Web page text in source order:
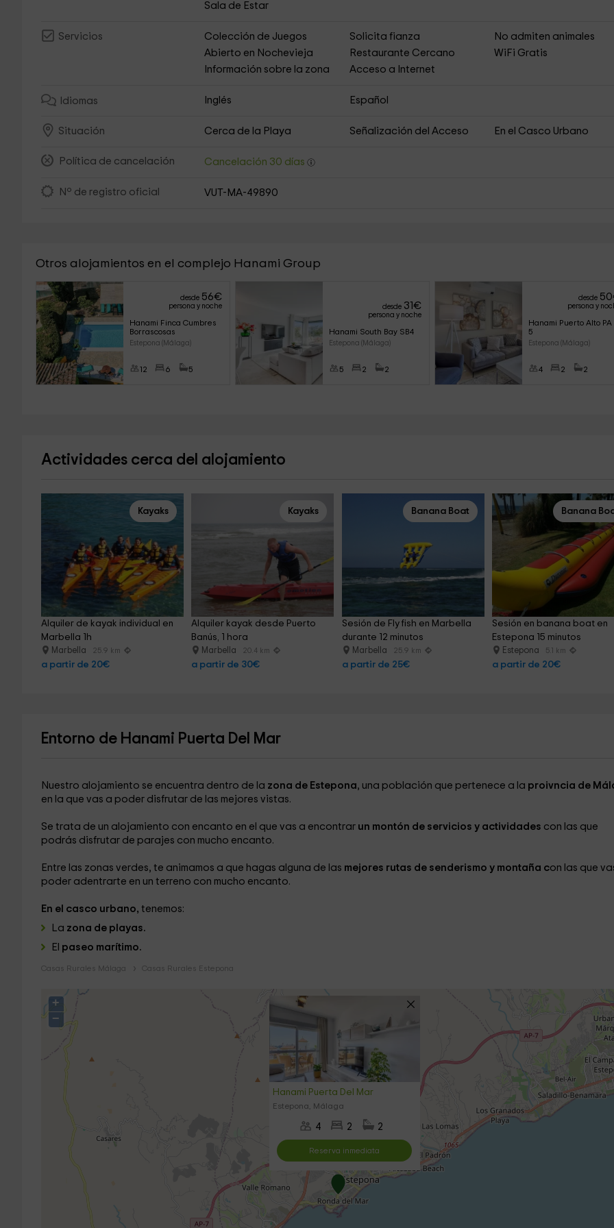
Sala de Estar
Servicios Colección de Juegos Solicita fianza
No admiten animales
Abierto en Nochevieja
Restaurante Cercano
WiFi Gratis
Información sobre la zona
Acceso a Internet
Idiomas Inglés Español
Situación Cerca de la Playa Señalización del Acceso En el Casco Urbano
Política de cancelación Cancelación 30 días
Nº de registro oficial VUT-MA-49890
Otros alojamientos en el complejo Hanami Group
desde 56€
persona y noche
Hanami Finca Cumbres
Borrascosas
Estepona (Málaga)
12 6 5
desde 31€
persona y noche
Hanami South Bay SB4
Estepona (Málaga)
5 2 2
desde 50
persona y
Hanami Puerto Alto PA
5
Estepona (Málaga)
4 2 2
Actividades cerca del alojamiento
Kayaks
Alquiler de kayak individual en
Marbella 1h
Marbella 25.9 km
a partir de 20€
Kayaks
Alquiler kayak desde Puerto
Banús, 1 hora
Marbella 20.4 km
a partir de 30€
Banana Boat
Sesión de Fly fish en Marbella
durante 12 minutos
Marbella 25.9 km
a partir de 25€
Banana
Sesión en banana boat en
Estepona 15 minutos
Estepona 5.1 km
a partir de 20€
Entorno de Hanami Puerta Del Mar
Nuestro alojamiento se encuentra dentro de la zona de Estepona, una población que pertenece a la proivncia de
en la que vas a poder disfrutar de las mejores vistas.
Se trata de un alojamiento con encanto en el que vas a encontrar un montón de servicios y actividades con las que
podrás disfrutar de parajes con mucho encanto.
Entre las zonas verdes, te animamos a que hagas alguna de las mejores rutas de senderismo y montaña con las que
poder adentrarte en un terreno con mucho encanto.
En el casco urbano, tenemos:
La zona de playas.
El paseo marítimo.
Casas Rurales Málaga Casas Rurales Estepona
Hanami Puerta Del Mar
Estepona, Málaga
4 2 2
Reserva inmediata
+
−